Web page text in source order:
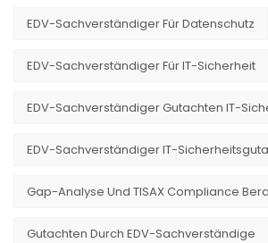
EDV-Sachverständiger Für Datenschutz
EDV-Sachverständiger Für IT-Sicherheit
EDV-Sachverständiger Gutachten IT-
EDV-Sachverständiger IT-
Gap-Analyse Und TISAX Compliance
Gutachten Durch EDV-Sachverständige